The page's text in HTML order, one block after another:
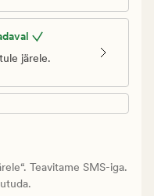
järele.
Teavitame SMS-iga.